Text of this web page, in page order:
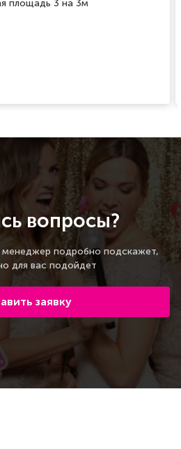
площадь 3 на 3м
вопросы?
менеджер подробно подскажет,
для вас подойдет
заявку